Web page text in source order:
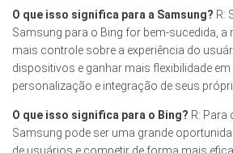
O que isso significa para a Samsung? R:
Samsung para o Bing for bem-sucedida, a
mais controle sobre a experiência do
dispositivos e ganhar mais flexibilidade
personalização e integração de seus
O que isso significa para o Bing? R: Para
Samsung pode ser uma grande